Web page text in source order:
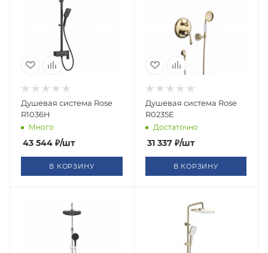
Душевая система Rose
R1036H
Много
43 544 ₽/шт
В КОРЗИНУ
Душевая система Rose
R0235E
Достаточно
31 337₽/шт
В КОРЗИНУ